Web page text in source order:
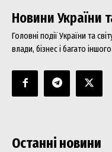
Новини України
Головні події України та
влади, бізнес і багато іншого.
Останні новини